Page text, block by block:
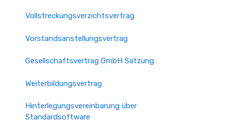
Vollstreckungsverzichtsvertrag
Vorstandsanstellungsvertrag
Gesellschaftsvertrag GmbH Satzung
Weiterbildungsvertrag
Hinterlegungsvereinbarung über
Standardsoftware